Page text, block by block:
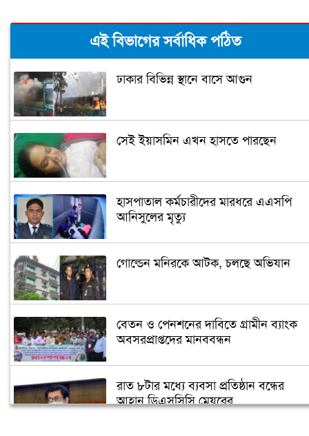
এই বিভাগের সর্বাধিক পঠিত
ঢাকার বিভিন্ন স্থানে বাসে আগুন
সেই ইয়াসমিন এখন হাসতে পারছেন
হাসপাতাল কর্মচারীদের মারধরে এএসপি
আনিসুলের মৃত্যু
গোল্ডেন মনিরকে আটক, চলছে অভিযান
বেতন ও পেনশনের দাবিতে গ্রামীন ব্যাংক
অবসরপ্রাপ্তদের মানববন্ধন
রাত ৮টার মধ্যে ব্যবসা প্রতিষ্ঠান বন্ধের
আহ্বান ডিএসসিসি মেয়রের